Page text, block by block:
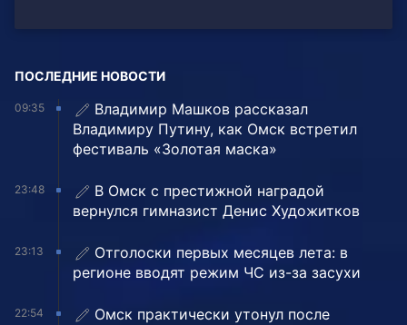
ПОСЛЕДНИЕ НОВОСТИ
09:35
Владимир Машков рассказал
Владимиру Путину, как Омск встретил
фестиваль «Золотая маска»
23:48
В Омск с престижной наградой
вернулся гимназист Денис Художитков
23:13
Отголоски первых месяцев лета: в
регионе вводят режим ЧС из-за засухи
22:54
Омск практически утонул после